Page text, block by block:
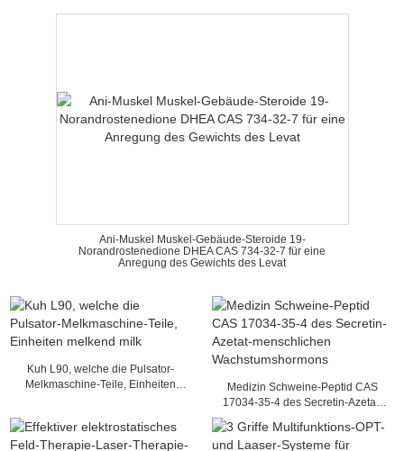
Ani-Muskel Muskel-Gebäude-Steroide 19-
Norandrostenedione DHEA CAS 734-32-7 für eine
Anregung des Gewichts des Levat
Kuh L90, welche die Pulsator-
Melkmaschine-Teile, Einheiten
Medizin Schweine-Peptid CAS
17034-35-4 des Secretin-Azetat-
menschlichen Wachstumshormons